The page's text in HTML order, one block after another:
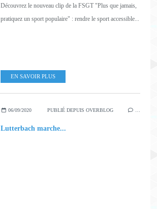
Découvrez le nouveau clip de la FSGT "Plus que jamais,
pratiquez un sport populaire" : rendre le sport accessible...
EN SAVOIR PLUS
06/09/2020 PUBLIÉ DEPUIS OVERBLOG
Lutterbach marche...